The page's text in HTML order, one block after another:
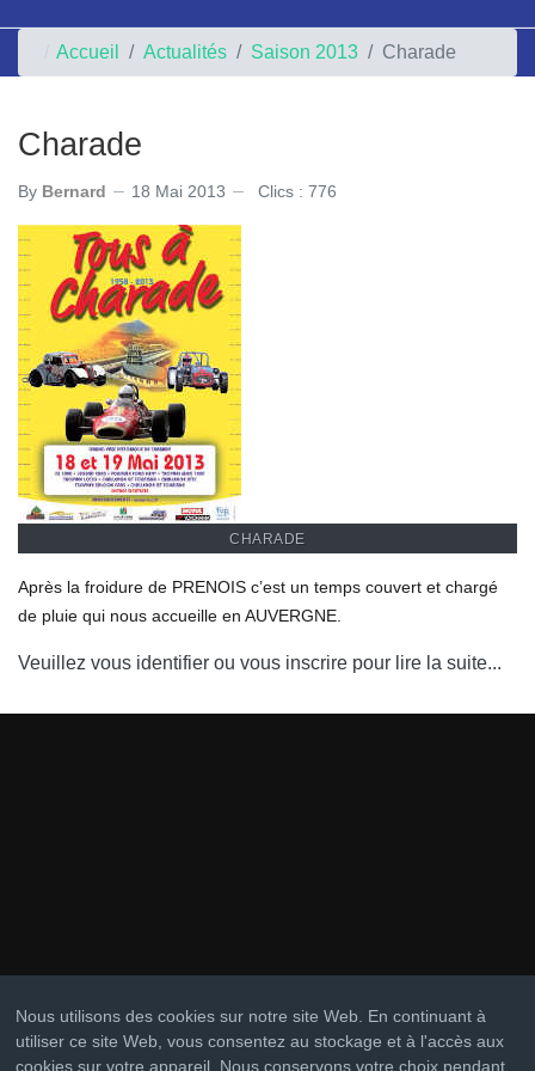
Accueil Actualités Saison 2013 Charade
Charade
By Bernard 18 Mai 2013 Clics : 776
CHARADE
Après la froidure de PRENOIS c’est un temps couvert et chargé
de pluie qui nous accueille en AUVERGNE.
Veuillez vous identifier ou vous inscrire pour lire la suite...
Nous utilisons des cookies sur notre site Web. En continuant à
utiliser ce site Web, vous consentez au stockage et à l'accès aux
cookies sur votre appareil. Nous conservons votre choix pendant